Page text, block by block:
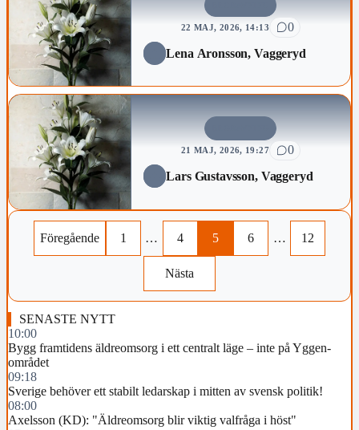
22 MAJ, 2026, 14:13
0
Lena Aronsson, Vaggeryd
21 MAJ, 2026, 19:27
0
Lars Gustavsson, Vaggeryd
Föregående 1 … 4 5 6 … 12
Nästa
SENASTE NYTT
10:00
Bygg framtidens äldreomsorg i ett centralt läge – inte på Yggen-
området
09:18
Sverige behöver ett stabilt ledarskap i mitten av svensk politik!
08:00
Axelsson (KD): "Äldreomsorg blir viktig valfråga i höst"